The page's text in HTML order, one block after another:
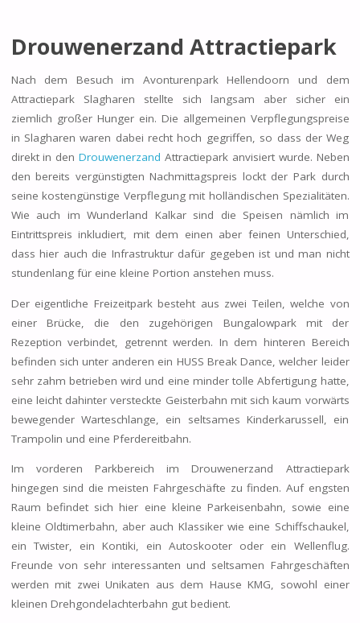
Drouwenerzand Attractiepark
Nach dem Besuch im Avonturenpark Hellendoorn und dem
Attractiepark Slagharen stellte sich langsam aber sicher ein
ziemlich großer Hunger ein. Die allgemeinen Verpflegungspreise
in Slagharen waren dabei recht hoch gegriffen, so dass der Weg
direkt in denDrouwenerzand Attractiepark anvisiert wurde. Neben
den bereits vergünstigten Nachmittagspreis lockt der Park durch
seine kostengünstige Verpflegung mit holländischen Spezialitäten.
Wie auch im Wunderland Kalkar sind die Speisen nämlich im
Eintrittspreis inkludiert, mit dem einen aber feinen Unterschied,
dass hier auch die Infrastruktur dafür gegeben ist und man nicht
stundenlang für eine kleine Portion anstehen muss.
Der eigentliche Freizeitpark besteht aus zwei Teilen, welche von
einer Brücke, die den zugehörigen Bungalowpark mit der
Rezeption verbindet, getrennt werden. In dem hinteren Bereich
befinden sich unter anderen ein HUSS Break Dance, welcher leider
sehr zahm betrieben wird und eine minder tolle Abfertigung hatte,
eine leicht dahinter versteckte Geisterbahn mit sich kaum vorwärts
bewegender Warteschlange, ein seltsames Kinderkarussell, ein
Trampolin und eine Pferdereitbahn.
Im vorderen Parkbereich im Drouwenerzand Attractiepark
hingegen sind die meisten Fahrgeschäfte zu finden. Auf engsten
Raum befindet sich hier eine kleine Parkeisenbahn, sowie eine
kleine Oldtimerbahn, aber auch Klassiker wie eine Schiffschaukel,
ein Twister, ein Kontiki, ein Autoskooter oder ein Wellenflug.
Freunde von sehr interessanten und seltsamen Fahrgeschäften
werden mit zwei Unikaten aus dem Hause KMG, sowohl einer
kleinen Drehgondelachterbahn gut bedient.